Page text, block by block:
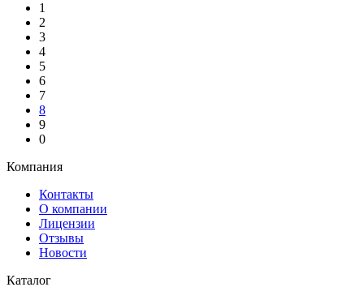
1
2
3
4
5
6
7
8
9
0
Компания
Контакты
О компании
Лицензии
Отзывы
Новости
Каталог